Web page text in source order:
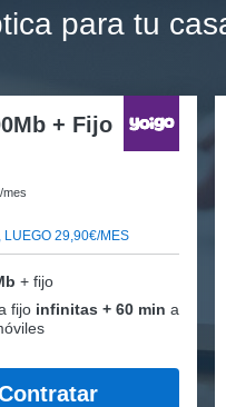
para tu
+ Fijo
mes
LUEGO 29,90€/MES
+ fijo
fijo infinitas + 60 min a